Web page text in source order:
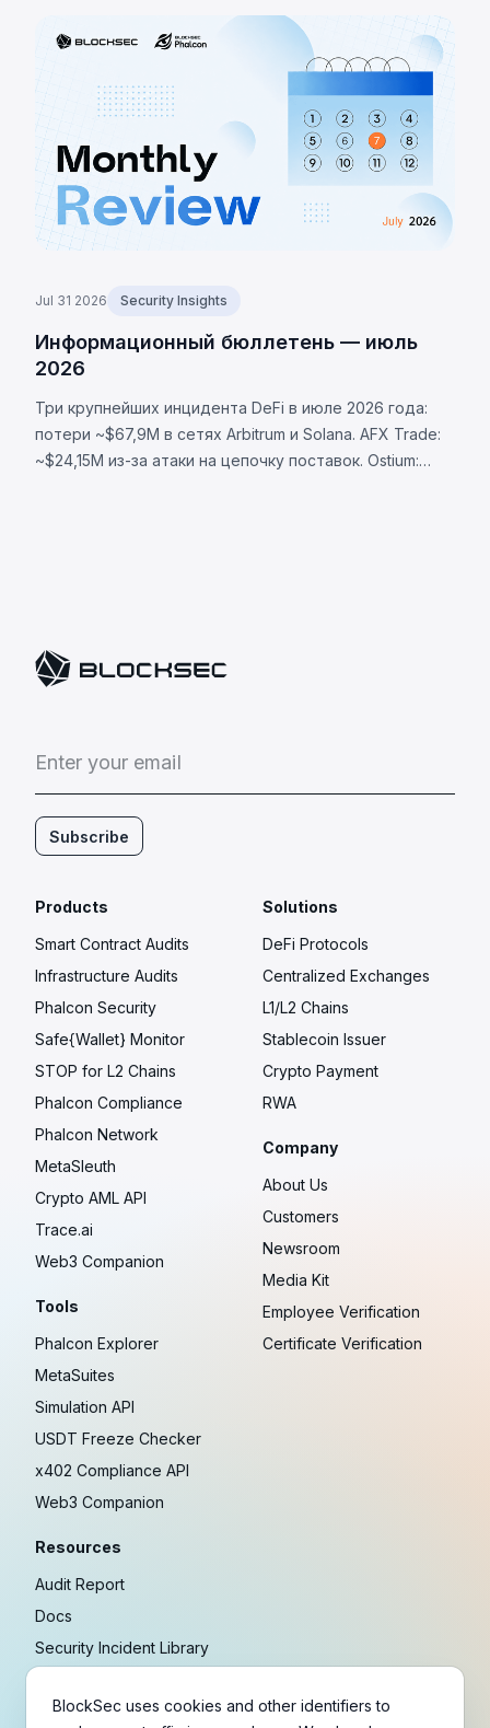
позволив украсть 1370 BTC (~$88M). LULA (BNB Chain):
логическая уязвимость позволила вызвать `recycle()`,
слив ~$578K из пула PancakeSwap V2.
Jul 31 2026 Security Insights
Информационный бюллетень — июль
2026
Три крупнейших инцидента DeFi в июле 2026 года:
потери ~$67,9M в сетях Arbitrum и Solana. AFX Trade:
~$24,15M из-за атаки на цепочку поставок. Ostium:
Enter your email
Subscribe
Products
Smart Contract Audits
Infrastructure Audits
Phalcon Security
Safe{Wallet} Monitor
STOP for L2 Chains
Phalcon Compliance
Phalcon Network
MetaSleuth
Crypto AML API
Trace.ai
Web3 Companion
Tools
Phalcon Explorer
MetaSuites
Simulation API
USDT Freeze Checker
x402 Compliance API
Web3 Companion
Resources
Audit Report
Docs
Security Incident Library
Research
Solutions
DeFi Protocols
Centralized Exchanges
L1/L2 Chains
Stablecoin Issuer
Crypto Payment
RWA
Company
About Us
Customers
Newsroom
Media Kit
Employee Verification
Certificate Verification
BlockSec uses cookies and other identifiers to